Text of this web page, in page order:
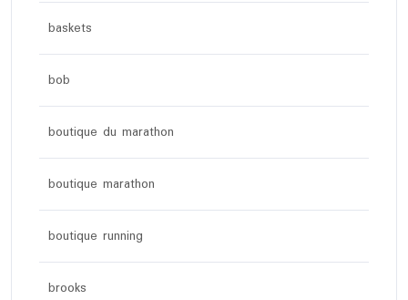
baskets
bob
boutique du marathon
boutique marathon
boutique running
brooks